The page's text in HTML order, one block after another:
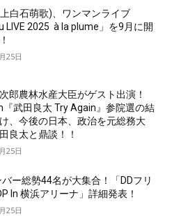
白石萌歌)、ワンマンライブ
LIVE 2025 à la plume」を9月に開
25日
郎農林水産大臣がゲスト出演！
武田良太 Try Again』参院選の結
、今後の日本、政治を元総務大
良太と鼎談！！
25日
バー総勢44名が大集合！「DDフリ
In 横浜アリーナ」詳細発表！
25日